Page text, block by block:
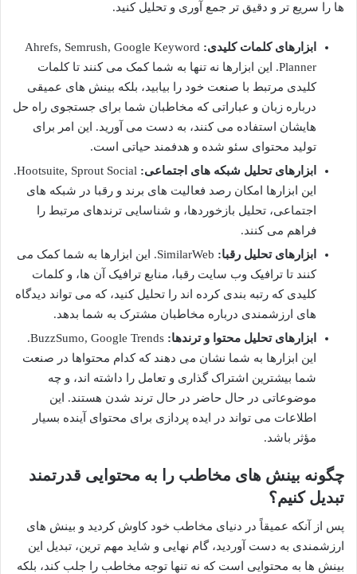
ها را سریع تر و دقیق تر جمع آوری و تحلیل کنید.
ابزارهای کلمات کلیدی: Ahrefs, Semrush, Google Keyword
Planner. این ابزارها نه تنها به شما کمک می کنند تا کلمات
کلیدی مرتبط با صنعت خود را بیابید، بلکه بینش های عمیقی
درباره زبان و عباراتی که مخاطبان شما برای جستجوی راه حل
هایشان استفاده می کنند، به دست می آورید. این امر برای
تولید محتوای سئو شده و هدفمند حیاتی است.
ابزارهای تحلیل شبکه های اجتماعی:
Hootsuite, Sprout Social.
این ابزارها امکان رصد فعالیت های برند و رقبا در شبکه های
اجتماعی، تحلیل بازخوردها، و شناسایی ترندهای مرتبط را
فراهم می کنند.
ابزارهای تحلیل رقبا:
SimilarWeb. این ابزارها به شما کمک می
کنند تا ترافیک وب سایت رقبا، منابع ترافیک آن ها، و کلمات
کلیدی که رتبه بندی کرده اند را تحلیل کنید، که می تواند دیدگاه
های ارزشمندی درباره مخاطبان مشترک به شما بدهد.
ابزارهای تحلیل محتوا و ترندها:
BuzzSumo, Google Trends.
این ابزارها به شما نشان می دهند که کدام محتواها در صنعت
شما بیشترین اشتراک گذاری و تعامل را داشته اند، و چه
موضوعاتی در حال حاضر در حال ترند شدن هستند. این
اطلاعات می تواند در ایده پردازی برای محتوای آینده بسیار
مؤثر باشد.
چگونه بینش های مخاطب را به محتوایی قدرتمند
تبدیل کنیم؟
پس از آنکه عمیقاً در دنیای مخاطب خود کاوش کردید و بینش های
ارزشمندی به دست آوردید، گام نهایی و شاید مهم ترین، تبدیل این
بینش ها به محتوایی است که نه تنها توجه مخاطب را جلب کند، بلکه